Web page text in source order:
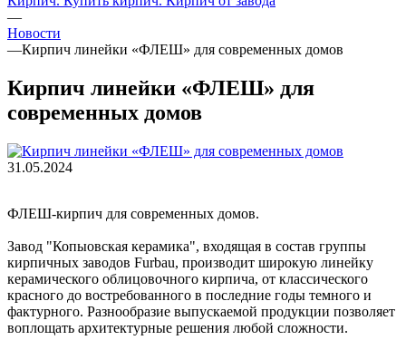
—
Новости
—Кирпич линейки «ФЛЕШ» для современных домов
Кирпич линейки «ФЛЕШ» для
современных домов
31.05.2024
ФЛЕШ-кирпич для современных домов.
Завод "Копыовская керамика", входящая в состав группы
кирпичных заводов Furbau, производит широкую линейку
керамического облицовочного кирпича, от классического
красного до востребованного в последние годы темного и
фактурного. Разнообразие выпускаемой продукции позволяет
воплощать архитектурные решения любой сложности.